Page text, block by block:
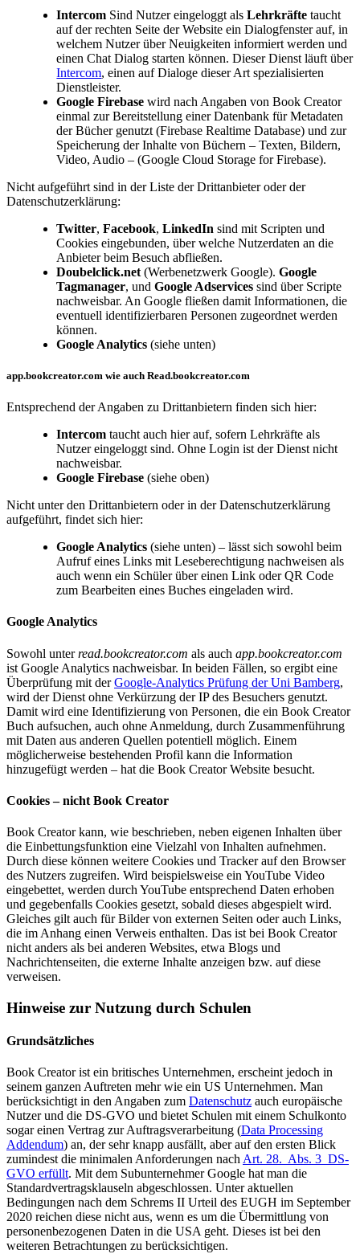
Intercom Sind Nutzer eingeloggt alsLehrkräfte taucht
auf der rechten Seite der Website ein Dialogfenster auf, in
welchem Nutzer über Neuigkeiten informiert werden und
einen Chat Dialog starten können. Dieser Dienst läuft über
Intercom, einen auf Dialoge dieser Art spezialisierten
Dienstleister.
Google Firebase wird nach Angaben von Book Creator
einmal zur Bereitstellung einer Datenbank für Metadaten
der Bücher genutzt (Firebase Realtime Database) und zur
Speicherung der Inhalte von Büchern – Texten, Bildern,
Video, Audio – (Google Cloud Storage for Firebase).
Nicht aufgeführt sind in der Liste der Drittanbieter oder der
Datenschutzerklärung:
Twitter,Facebook,LinkedIn sind mit Scripten und
Cookies eingebunden, über welche Nutzerdaten an die
Anbieter beim Besuch abfließen.
Doubelclick.net (Werbenetzwerk Google).Google
Tagmanager, undGoogle Adservices sind über Scripte
nachweisbar. An Google fließen damit Informationen, die
eventuell identifizierbaren Personen zugeordnet werden
können.
Google Analytics (siehe unten)
app.bookcreator.com wie auch Read.bookcreator.com
Entsprechend der Angaben zu Drittanbietern finden sich hier:
Intercom taucht auch hier auf, sofern Lehrkräfte als
Nutzer eingeloggt sind. Ohne Login ist der Dienst nicht
nachweisbar.
Google Firebase(siehe oben)
Nicht unter den Drittanbietern oder in der Datenschutzerklärung
aufgeführt, findet sich hier:
Google Analytics (siehe unten) – lässt sich sowohl beim
Aufruf eines Links mit Leseberechtigung nachweisen als
auch wenn ein Schüler über einen Link oder QR Code
zum Bearbeiten eines Buches eingeladen wird.
Google Analytics
Sowohl unterread.bookcreator.com als auch app.bookcreator.com
ist Google Analytics nachweisbar. In beiden Fällen, so ergibt eine
Überprüfung mit derGoogle-Analytics Prüfung der Uni Bamberg,
wird der Dienst ohne Verkürzung der IP des Besuchers genutzt.
Damit wird eine Identifizierung von Personen, die ein Book Creator
Buch aufsuchen, auch ohne Anmeldung, durch Zusammenführung
mit Daten aus anderen Quellen potentiell möglich. Einem
möglicherweise bestehenden Profil kann die Information
hinzugefügt werden – hat die Book Creator Website besucht.
Cookies – nicht Book Creator
Book Creator kann, wie beschrieben, neben eigenen Inhalten über
die Einbettungsfunktion eine Vielzahl von Inhalten aufnehmen.
Durch diese können weitere Cookies und Tracker auf den Browser
des Nutzers zugreifen. Wird beispielsweise ein YouTube Video
eingebettet, werden durch YouTube entsprechend Daten erhoben
und gegebenfalls Cookies gesetzt, sobald dieses abgespielt wird.
Gleiches gilt auch für Bilder von externen Seiten oder auch Links,
die im Anhang einen Verweis enthalten. Das ist bei Book Creator
nicht anders als bei anderen Websites, etwa Blogs und
Nachrichtenseiten, die externe Inhalte anzeigen bzw. auf diese
verweisen.
Hinweise zur Nutzung durch Schulen
Grundsätzliches
Book Creator ist ein britisches Unternehmen, erscheint jedoch in
seinem ganzen Auftreten mehr wie ein US Unternehmen. Man
berücksichtigt in den Angaben zum Datenschutz auch europäische
Nutzer und die DS-GVO und bietet Schulen mit einem Schulkonto
sogar einen Vertrag zur Auftragsverarbeitung (Data Processing
Addendum) an, der sehr knapp ausfällt, aber auf den ersten Blick
zumindest die minimalen Anforderungen nachArt. 28. Abs. 3 DS-
GVO erfüllt. Mit dem Subunternehmer Google hat man die
Standardvertragsklauseln abgeschlossen. Unter aktuellen
Bedingungen nach dem Schrems II Urteil des EUGH im September
2020 reichen diese nicht aus, wenn es um die Übermittlung von
personenbezogenen Daten in die USA geht. Dieses ist bei den
weiteren Betrachtungen zu berücksichtigen.